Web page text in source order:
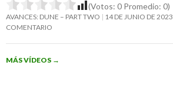
(Votos: 0 Promedio: 0)
AVANCES: DUNE – PART TWO 14 DE JUNIO DE 2023
COMENTARIO
MÁS VÍDEOS →